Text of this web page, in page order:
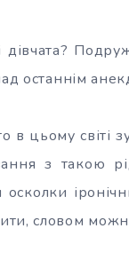
останнім
цьому світі
з
словом